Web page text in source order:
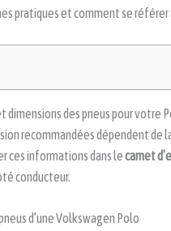
pratiques et comment se
dimensions des pneus pour votre
recommandées dépendent
ces informations dans lecarnet
conducteur.
d’une Volkswagen Polo